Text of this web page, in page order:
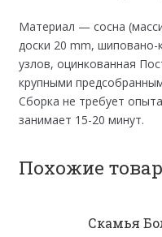
Материал — сосна
доски 20 mm,
узлов, оцинкованная
крупными
Сборка не требует
занимает 15-20 минут.
Похожие
Скамья